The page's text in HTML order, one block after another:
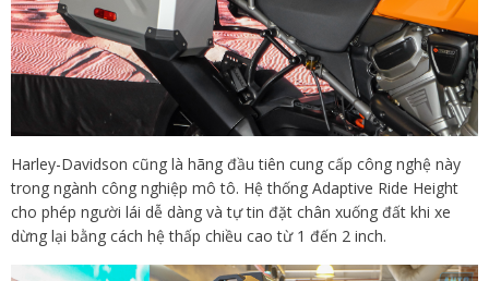
Harley-Davidson cũng là hãng đầu tiên cung cấp công nghệ này
trong ngành công nghiệp mô tô. Hệ thống Adaptive Ride Height
cho phép người lái dễ dàng và tự tin đặt chân xuống đất khi xe
dừng lại bằng cách hệ thấp chiều cao từ 1 đến 2 inch.